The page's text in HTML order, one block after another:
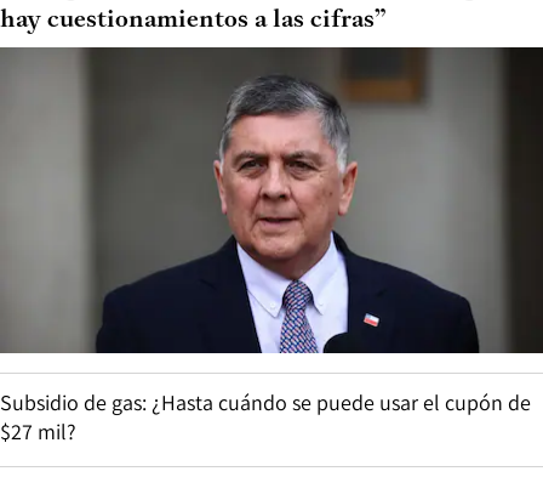
hay cuestionamientos a las cifras”
Subsidio de gas: ¿Hasta cuándo se puede usar el cupón de
$27 mil?